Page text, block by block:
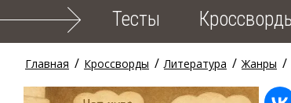
Тесты
Главная / Кроссворды / Литература / Жанры /